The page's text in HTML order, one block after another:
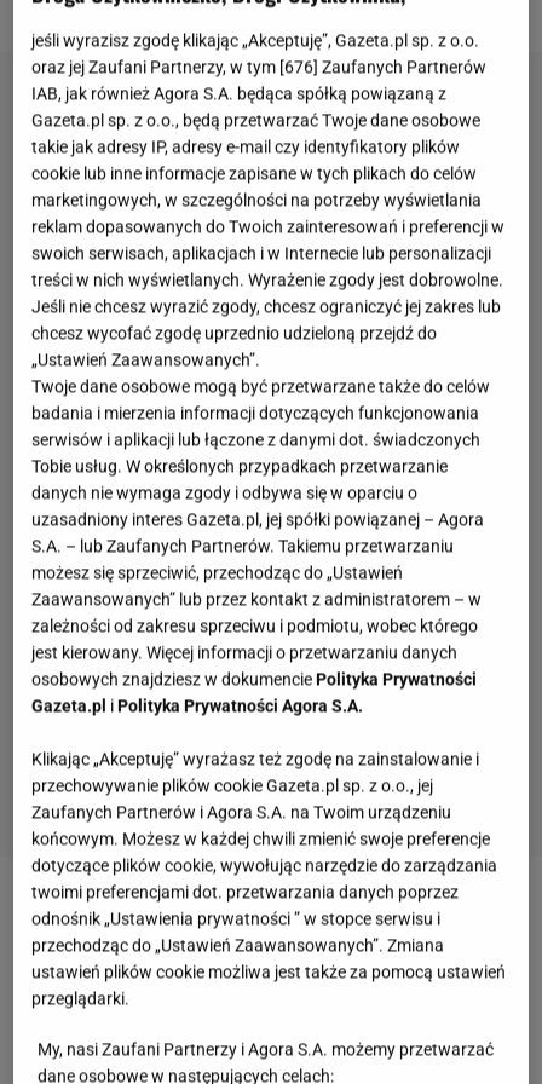
Zobacz wideoSylwia Bomba o swojej
metamorfozie. "Myślałam o odsysaniu tłuszczu"
[materiał wydawcy kobieta.gazeta.pl]
Spacer wspiera redukcję tkanki tłuszczowej. Jak
jeśli wyrazisz zgodę klikając „Akceptuję”, Gazeta.pl sp. z o.o.
oraz jej Zaufani Partnerzy, w tym [676] Zaufanych Partnerów
IAB, jak również Agora S.A. będąca spółką powiązaną z
Gazeta.pl sp. z o.o., będą przetwarzać Twoje dane osobowe
takie jak adresy IP, adresy e-mail czy identyfikatory plików
cookie lub inne informacje zapisane w tych plikach do celów
marketingowych, w szczególności na potrzeby wyświetlania
reklam dopasowanych do Twoich zainteresowań i preferencji w
swoich serwisach, aplikacjach i w Internecie lub personalizacji
treści w nich wyświetlanych. Wyrażenie zgody jest dobrowolne.
Jeśli nie chcesz wyrazić zgody, chcesz ograniczyć jej zakres lub
chcesz wycofać zgodę uprzednio udzieloną przejdź do
„Ustawień Zaawansowanych”.
Twoje dane osobowe mogą być przetwarzane także do celów
badania i mierzenia informacji dotyczących funkcjonowania
serwisów i aplikacji lub łączone z danymi dot. świadczonych
Tobie usług. W określonych przypadkach przetwarzanie
danych nie wymaga zgody i odbywa się w oparciu o
uzasadniony interes Gazeta.pl, jej spółki powiązanej – Agora
S.A. – lub Zaufanych Partnerów. Takiemu przetwarzaniu
możesz się sprzeciwić, przechodząc do „Ustawień
Zaawansowanych” lub przez kontakt z administratorem – w
zależności od zakresu sprzeciwu i podmiotu, wobec którego
jest kierowany. Więcej informacji o przetwarzaniu danych
osobowych znajdziesz w dokumencie Polityka Prywatności
Gazeta.pl i Polityka Prywatności Agora S.A.
Klikając „Akceptuję” wyrażasz też zgodę na zainstalowanie i
przechowywanie plików cookie Gazeta.pl sp. z o.o., jej
Zaufanych Partnerów i Agora S.A. na Twoim urządzeniu
końcowym. Możesz w każdej chwili zmienić swoje preferencje
dotyczące plików cookie, wywołując narzędzie do zarządzania
twoimi preferencjami dot. przetwarzania danych poprzez
odnośnik „Ustawienia prywatności ” w stopce serwisu i
przechodząc do „Ustawień Zaawansowanych”. Zmiana
ustawień plików cookie możliwa jest także za pomocą ustawień
przeglądarki.
My, nasi Zaufani Partnerzy i Agora S.A. możemy przetwarzać
dane osobowe w następujących celach: